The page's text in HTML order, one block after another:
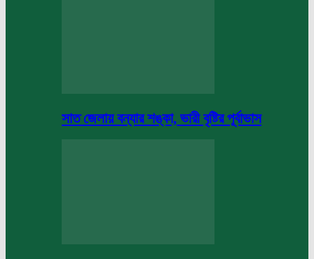
সাত জেলায় বন্যার শঙ্কা, ভারী বৃষ্টির পূর্বাভাস